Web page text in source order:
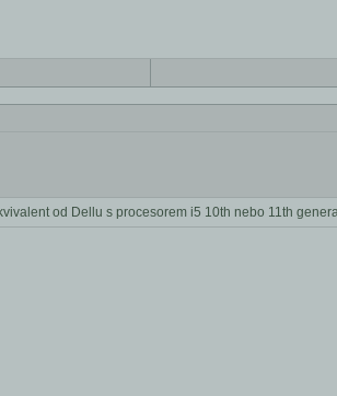
od Dellu s procesorem i5 10th nebo 11th